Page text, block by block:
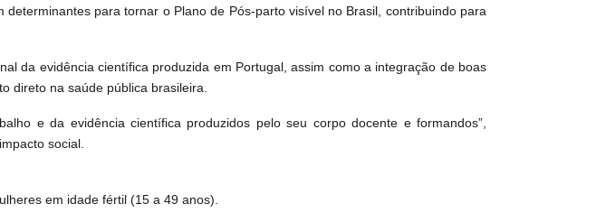
determinantes para tornar o Plano de Pós‑parto visível no Brasil, contribuindo para
da evidência científica produzida em Portugal, assim como a integração de boas
direto na saúde pública brasileira.
e da evidência científica produzidos pelo seu corpo docente e formandos”,
social.
em idade fértil (15 a 49 anos).